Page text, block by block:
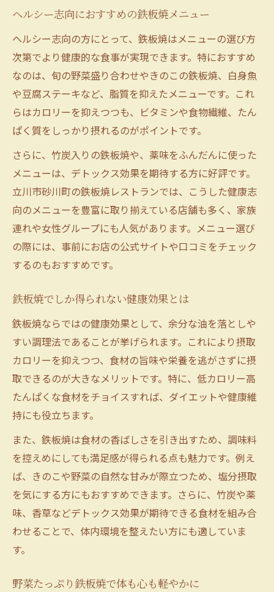
ヘルシー志向におすすめの鉄板焼メニュー
ヘルシー志向の方にとって、鉄板焼はメニューの選び方
次第でより健康的な食事が実現できます。特におすすめ
なのは、旬の野菜盛り合わせやきのこの鉄板焼、白身魚
や豆腐ステーキなど、脂質を抑えたメニューです。これ
らはカロリーを抑えつつも、ビタミンや食物繊維、たん
ぱく質をしっかり摂れるのがポイントです。
さらに、竹炭入りの鉄板焼や、薬味をふんだんに使った
メニューは、デトックス効果を期待する方に好評です。
立川市砂川町の鉄板焼レストランでは、こうした健康志
向のメニューを豊富に取り揃えている店舗も多く、家族
連れや女性グループにも人気があります。メニュー選び
の際には、事前にお店の公式サイトや口コミをチェック
するのもおすすめです。
鉄板焼でしか得られない健康効果とは
鉄板焼ならではの健康効果として、余分な油を落としや
すい調理法であることが挙げられます。これにより摂取
カロリーを抑えつつ、食材の旨味や栄養を逃がさずに摂
取できるのが大きなメリットです。特に、低カロリー高
たんぱくな食材をチョイスすれば、ダイエットや健康維
持にも役立ちます。
また、鉄板焼は食材の香ばしさを引き出すため、調味料
を控えめにしても満足感が得られる点も魅力です。例え
ば、きのこや野菜の自然な甘みが際立つため、塩分摂取
を気にする方にもおすすめできます。さらに、竹炭や薬
味、香草などデトックス効果が期待できる食材を組み合
わせることで、体内環境を整えたい方にも適していま
す。
野菜たっぷり鉄板焼で体も心も軽やかに